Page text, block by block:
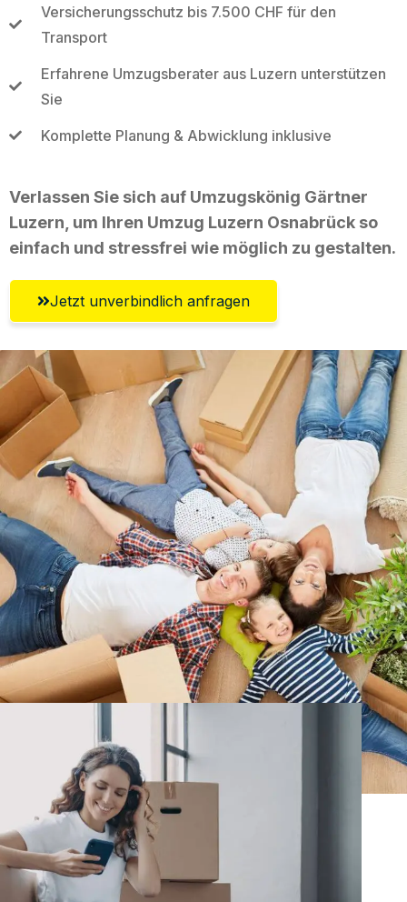
Versicherungsschutz bis 7.500 CHF für den
Transport
Erfahrene Umzugsberater aus Luzern unterstützen
Sie
Komplette Planung & Abwicklung inklusive
Verlassen Sie sich auf Umzugskönig Gärtner
Luzern, um Ihren Umzug Luzern Osnabrück so
einfach und stressfrei wie möglich zu gestalten.
Jetzt unverbindlich anfragen